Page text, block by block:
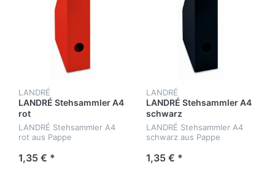
LANDRÉ
LANDRÉ Stehsammler A4
rot
LANDRÉ Stehsammler A4
rot aus Pappe
1,35 € *
LANDRÉ
LANDRÉ Stehsammler A4
schwarz
LANDRÉ Stehsammler A4
schwarz aus Pappe
1,35 € *